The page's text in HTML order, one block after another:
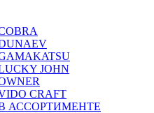
JOHN
CRAFT
АССОРТИМЕНТЕ